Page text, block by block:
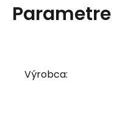
Parametre
Výrobca: